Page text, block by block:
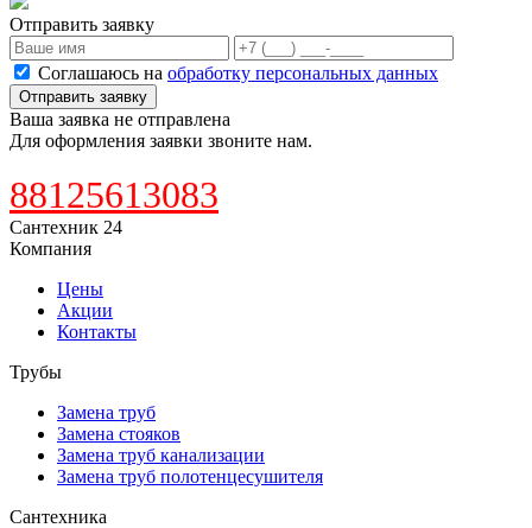
Отправить заявку
Соглашаюсь на обработку персональных данных
Отправить заявку
Ваша заявка не отправлена
Для оформления заявки звоните нам.
88125613083
Сантехник 24
Компания
Цены
Акции
Контакты
Трубы
Замена труб
Замена стояков
Замена труб канализации
Замена труб полотенцесушителя
Сантехника